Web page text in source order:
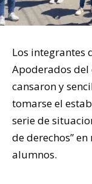
Los integrantes
Apoderados
cansaron y
tomarse el
serie de
de derechos”
alumnos.